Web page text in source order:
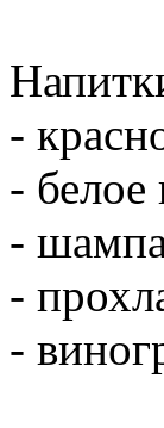
-
- белое
-
-
-